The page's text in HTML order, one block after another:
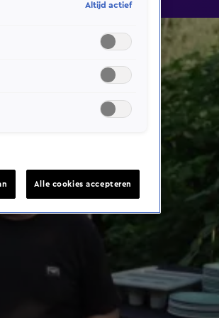
Altijd actief
Alle cookies accepteren